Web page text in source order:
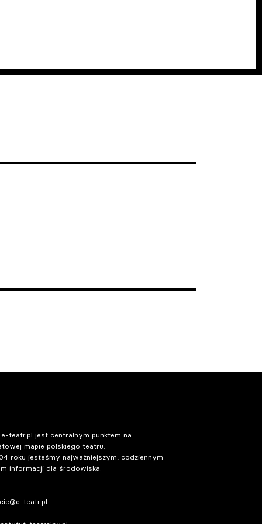
teatr.pl jest centralnym punktem na
mapie polskiego teatru.
roku jesteśmy najważniejszym, codziennym
informacji dla środowiska.
teatr.pl